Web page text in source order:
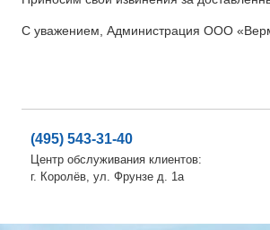
C уважением, Администрация ООО
(495) 543-31-40
Центр обслуживания клиентов:
г. Королёв, ул. Фрунзе д. 1а